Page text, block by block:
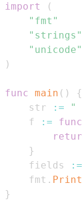
import
(
"fmt"
"strings"
"unicode"
)
func main ( )
{
    str
:=
"
    f
:= func
}
    fields
:=
    fmt
.
}